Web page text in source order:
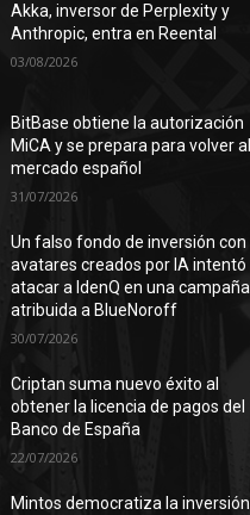
Akka, inversor de Perplexity y
Anthropic, entra en Reental
03/08/2026
BitBase obtiene la autorización
MiCA y se prepara para volver al
mercado español
31/07/2026
Un falso fondo de inversión con
avatares creados por IA intentó
atacar a IdenQ en una campaña
atribuida a BlueNoroff
30/07/2026
Criptan suma nuevo éxito al
obtener la licencia de pagos del
Banco de España
22/07/2026
Mintos democratiza la inversión